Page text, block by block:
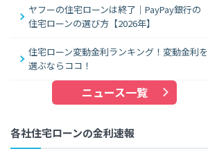
ヤフーの住宅ローンは終了｜PayPay銀行の
住宅ローンの選び方【2026年】
住宅ローン変動金利ランキング！変動金利を
選ぶならココ！
ニュース一覧
各社住宅ローンの金利速報